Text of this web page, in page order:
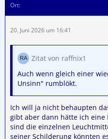
Ort
20. Juni 2026 um 16:41
Zitat von raffnix1
Auch wenn gleich einer
Unsinn" rumblökt.
Ich will ja nicht behaupten
gibt aber dann hätte ich eine
sind die einzelnen
seiner Schilderung könnten